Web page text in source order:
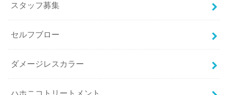
スタッフ募集
セルフブロー
ダメージレスカラー
ハホニコトリートメント